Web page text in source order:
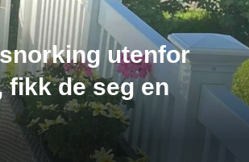
utenfor
fikk de seg en